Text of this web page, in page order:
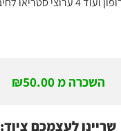
השכרה מ ₪50.00
שריינו לעצמכם ציוד: